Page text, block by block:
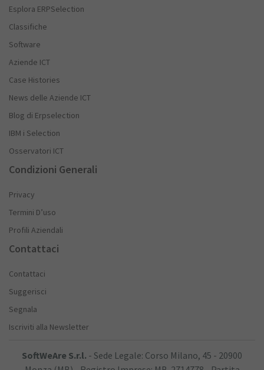
Esplora ERPSelection
Classifiche
Software
Aziende ICT
Case Histories
News delle Aziende ICT
Blog di Erpselection
IBM i Selection
Osservatori ICT
Condizioni Generali
Privacy
Termini D’uso
Profili Aziendali
Contattaci
Contattaci
Suggerisci
Segnala
Iscriviti alla Newsletter
SoftWeAre S.r.l. - Sede Legale: Corso Milano, 45 - 20900